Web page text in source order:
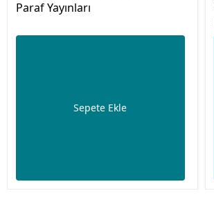
Paraf Yayınları
Sepete Ekle